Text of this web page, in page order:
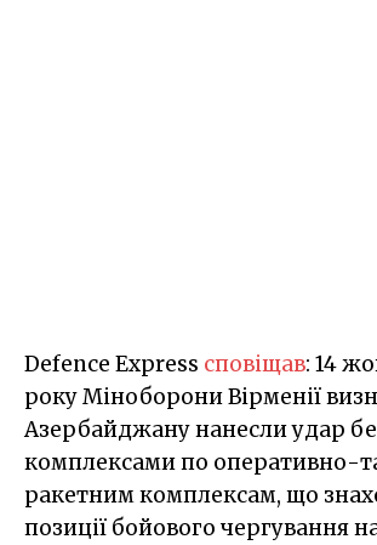
Defence Express сповіщав: 14
року Міноборони Вірменії
Азербайджану нанесли удар
комплексами по оперативно-
ракетним комплексам, що
позиції бойового чергування